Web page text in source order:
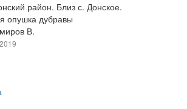
район. Близ с. Донское.
опушка дубравы
В.